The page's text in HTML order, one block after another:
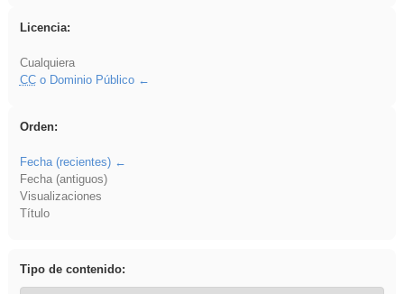
Licencia:
Cualquiera
CCo Dominio Público
Orden:
Fecha (recientes)
Fecha (antiguos)
Visualizaciones
Título
Tipo de contenido: